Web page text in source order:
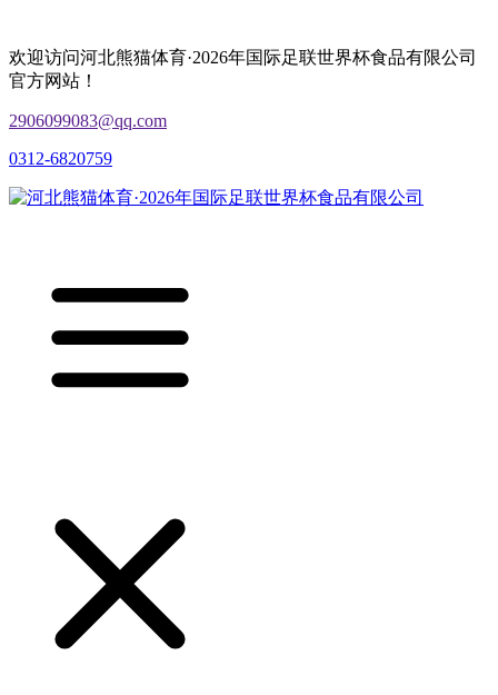
欢迎访问河北熊猫体育·2026年国际足联世界杯食品有限公司
官方网站！
2906099083@qq.com
0312-6820759